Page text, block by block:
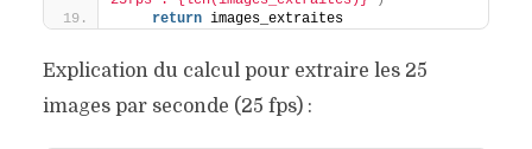
return images_extraites
Explication du calcul pour extraire les 25
images par seconde (25 fps) :